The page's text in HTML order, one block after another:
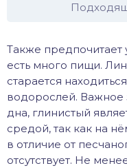
Также предпочитает
есть много пищи.
старается
водорослей. Важное
дна, глинистый
средой, так как на
в отличие от
отсутствует. Не